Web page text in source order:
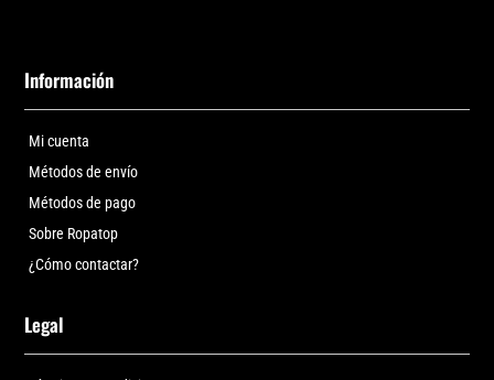
Información
Mi cuenta
Métodos de envío
Métodos de pago
Sobre Ropatop
¿Cómo contactar?
Legal